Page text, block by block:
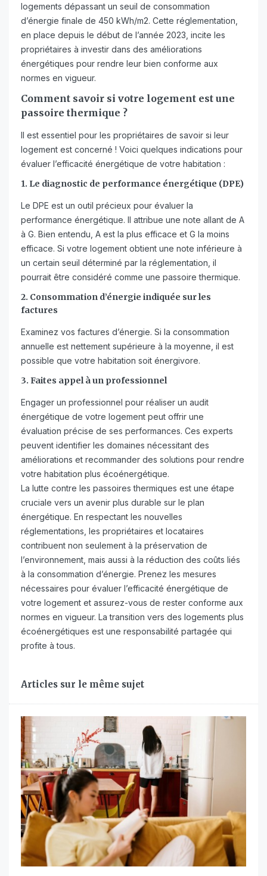
logements dépassant un seuil de consommation
d’énergie finale de 450 kWh/m2. Cette réglementation,
en place depuis le début de l’année 2023, incite les
propriétaires à investir dans des améliorations
énergétiques pour rendre leur bien conforme aux
normes en vigueur.
Comment savoir si votre logement est une
passoire thermique ?
Il est essentiel pour les propriétaires de savoir si leur
logement est concerné ! Voici quelques indications pour
évaluer l’efficacité énergétique de votre habitation :
1. Le diagnostic de performance énergétique (DPE)
Le DPE est un outil précieux pour évaluer la
performance énergétique. Il attribue une note allant de A
à G. Bien entendu, A est la plus efficace et G la moins
efficace. Si votre logement obtient une note inférieure à
un certain seuil déterminé par la réglementation, il
pourrait être considéré comme une passoire thermique.
2. Consommation d’énergie indiquée sur les
factures
Examinez vos factures d’énergie. Si la consommation
annuelle est nettement supérieure à la moyenne, il est
possible que votre habitation soit énergivore.
3. Faites appel à un professionnel
Engager un professionnel pour réaliser un audit
énergétique de votre logement peut offrir une
évaluation précise de ses performances. Ces experts
peuvent identifier les domaines nécessitant des
améliorations et recommander des solutions pour rendre
votre habitation plus écoénergétique.
La lutte contre les passoires thermiques est une étape
cruciale vers un avenir plus durable sur le plan
énergétique. En respectant les nouvelles
réglementations, les propriétaires et locataires
contribuent non seulement à la préservation de
l’environnement, mais aussi à la réduction des coûts liés
à la consommation d’énergie. Prenez les mesures
nécessaires pour évaluer l’efficacité énergétique de
votre logement et assurez-vous de rester conforme aux
normes en vigueur. La transition vers des logements plus
écoénergétiques est une responsabilité partagée qui
profite à tous.
Articles sur le même sujet